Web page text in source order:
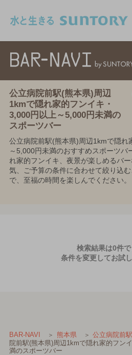
公立病院前駅(熊本県)周辺
1kmで隠れ家的フンイキ・
3,000円以上～5,000円未満の
スポーツバー
公立病院前駅(熊本県)周辺1kmで隠れ
～5,000円未満のおすすめスポーツバ
れ家的フンイキ、夜景が楽しめるバ
気、ご予算の条件に合わせて絞り込
で、至福の時間を楽しんでください。
検索結果は0件で
条件を変更してお試し
BAR-NAVI 熊本県 公立病院前
院前駅(熊本県)周辺1kmで隠れ家的フン
満のスポーツバー